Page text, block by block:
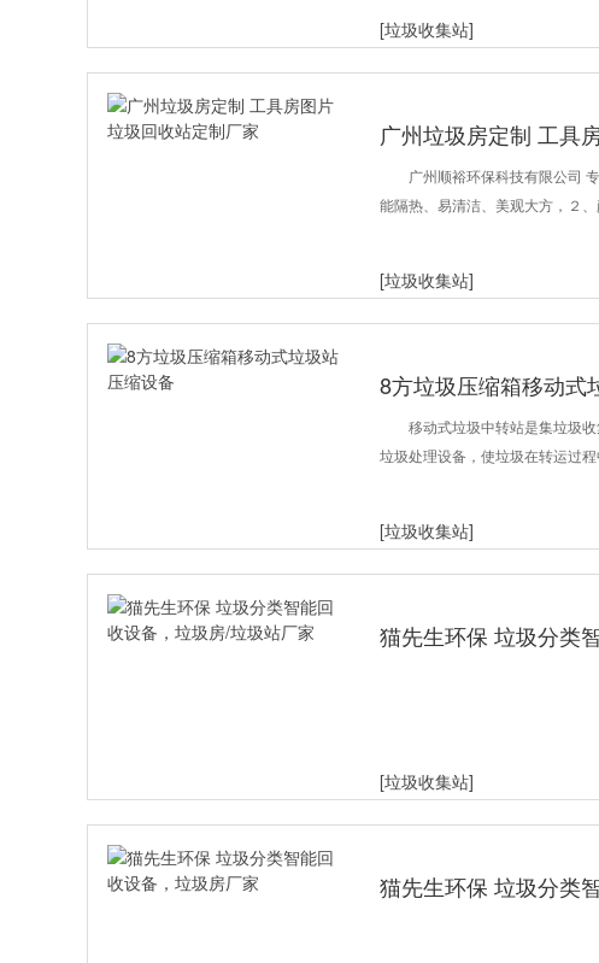
[垃圾收集站]
广州垃圾房定制 工具
广州顺裕环保科技有限公司
能隔热、易清洁、美观大方，２
[垃圾收集站]
8方垃圾压缩箱移动式
移动式垃圾中转站是集垃圾
垃圾处理设备，使垃圾在转运过程
[垃圾收集站]
猫先生环保 垃圾分类
[垃圾收集站]
猫先生环保 垃圾分类